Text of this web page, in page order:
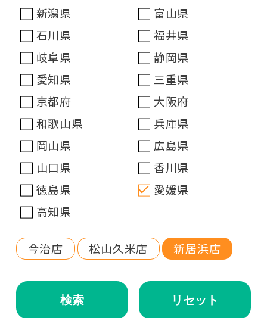
新潟県
富山県
石川県
福井県
岐阜県
静岡県
愛知県
三重県
京都府
大阪府
和歌山県
兵庫県
岡山県
広島県
山口県
香川県
徳島県
愛媛県
高知県
今治店 松山久米店 新居浜店
検索 リセット